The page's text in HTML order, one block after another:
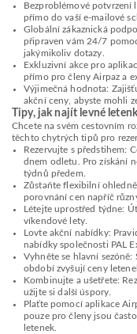
Bezproblémové potvrzení
přímo do vaší e-mailové
Globální zákaznická
připraven vám 24/7
jakýmikoliv dotazy.
Exkluzivní akce pro
přímo pro členy Airpaz a
Výjimečná hodnota:
akční ceny, abyste mohli
Tipy, jak najít levné
Chcete na svém cestovním
těchto chytrých tipů pro
Rezervujte s předstihem:
dnem odletu. Pro získání
týdnů předem.
Zůstaňte flexibilní
porovnání cen napříč
Létejte uprostřed týdne:
víkendové lety.
Lovte akční nabídky:
nabídky společnosti PAL
Vyhněte se hlavní
období zvyšují ceny
Kombinujte a ušetřete:
užijte si další úspory.
Plaťte pomocí aplikace
pouze pro členy jsou
letenek.